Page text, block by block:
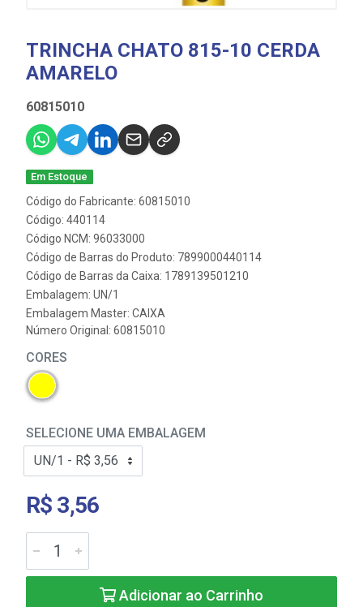
TRINCHA CHATO 815-10 CERDA
AMARELO
60815010
Em Estoque
Código do Fabricante: 60815010
Código: 440114
Código NCM: 96033000
Código de Barras do Produto: 7899000440114
Código de Barras da Caixa: 1789139501210
Embalagem: UN/1
Embalagem Master: CAIXA
Número Original: 60815010
CORES
SELECIONE UMA EMBALAGEM
R$ 3,56
Adicionar ao Carrinho